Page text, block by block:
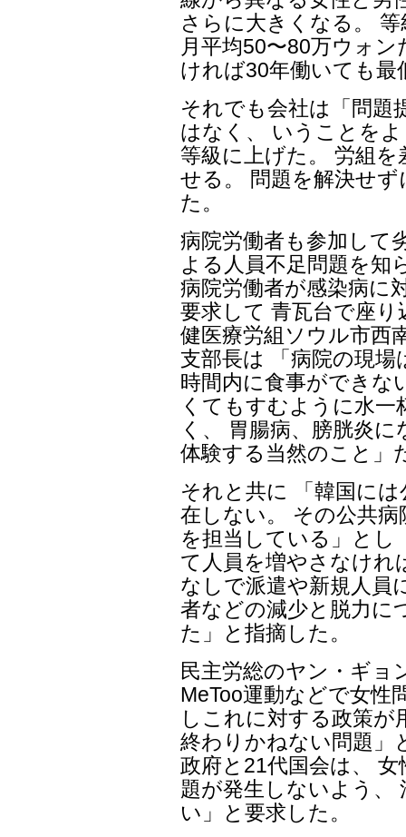
さらに大きくなる。
月平均50〜80万ウォ
ければ30年働いても最
それでも会社は「問題
はなく、 いうことを
等級に上げた。 労組
せる。 問題を解決せ
た。
病院労働者も参加して
よる人員不足問題を知
病院労働者が感染病に
要求して 青瓦台で座
健医療労組ソウル市西
支部長は 「病院の現
時間内に食事ができな
くてもすむように水
く、 胃腸病、膀胱炎
体験する当然のこと」
それと共に 「韓国に
在しない。 その公共
を担当している」とし
て人員を増やさなけれ
なしで派遣や新規人員
者などの減少と脱力に
た」と指摘した。
民主労総のヤン・ギョ
MeToo運動などで女性
しこれに対する政策が
終わりかねない問題」
政府と21代国会は、
題が発生しないよう、
い」と要求した。